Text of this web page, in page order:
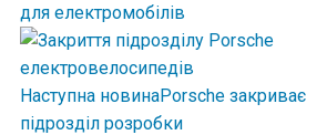
для електромобілів
Наступна новинаPorsche закриває
підрозділ розробки